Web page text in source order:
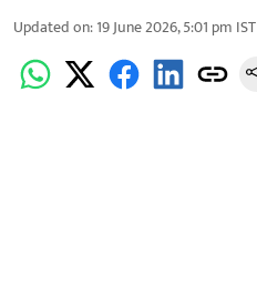
Updated on:19 June 2026, 5:01 pm IST